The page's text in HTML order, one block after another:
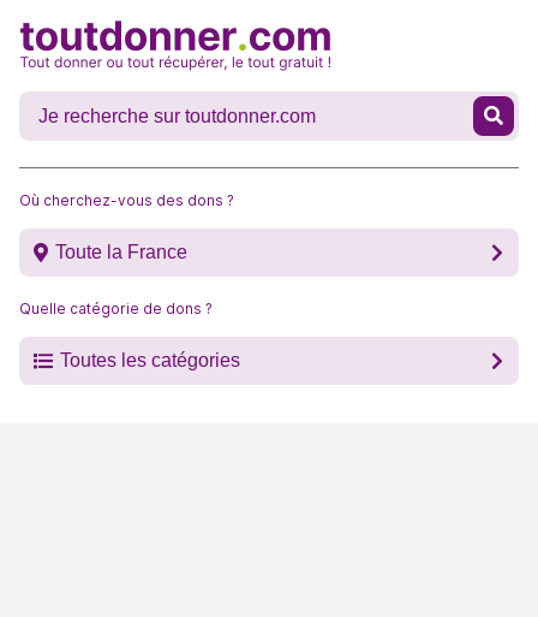
Où cherchez-vous des dons ?
Toute la France
Quelle catégorie de dons ?
Toutes les catégories